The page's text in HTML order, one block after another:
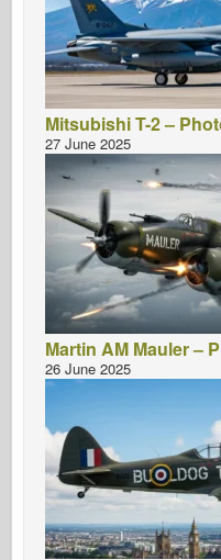
Mitsubishi T-2 –
27 June 2025
Martin AM Mauler –
26 June 2025